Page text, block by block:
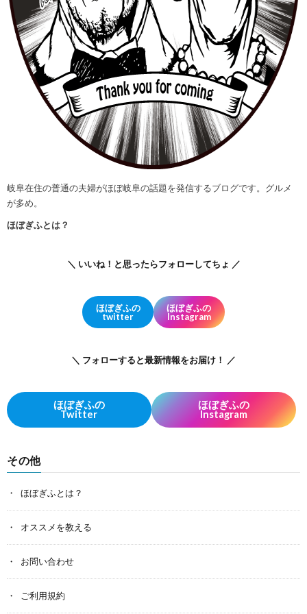
岐阜在住の普通の夫婦がほぼ岐阜の話題を発信するブログです。グルメ
が多め。
ほぼぎふとは？
＼ いいね！と思ったらフォローしてちょ ／
ほぼぎふの
twitter
ほぼぎふの
Instagram
＼ フォローすると最新情報をお届け！ ／
ほぼぎふの
Twitter
ほぼぎふの
Instagram
その他
ほぼぎふとは？
オススメを教える
お問い合わせ
ご利用規約